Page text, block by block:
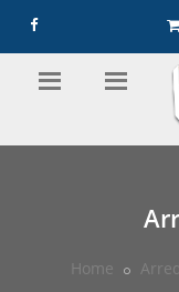
Home